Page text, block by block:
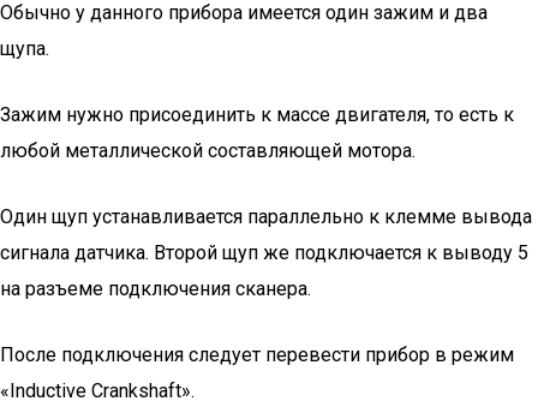
Обычно у данного прибора имеется один зажим и два
щупа.
Зажим нужно присоединить к массе двигателя, то есть к
любой металлической составляющей мотора.
Один щуп устанавливается параллельно к клемме вывода
сигнала датчика. Второй щуп же подключается к выводу 5
на разъеме подключения сканера.
После подключения следует перевести прибор в режим
«Inductive Crankshaft».